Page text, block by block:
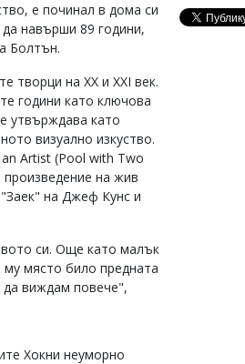
е починал в дома си
навърши 89 години,
Болтън.
творци на XX и XXI век.
години като ключова
утвърждава като
визуално изкуство.
Artist (Pool with Two
на жив
на Джеф Кунс и
си. Още като малък
му място било предната
да виждам повече",
Хокни неуморно